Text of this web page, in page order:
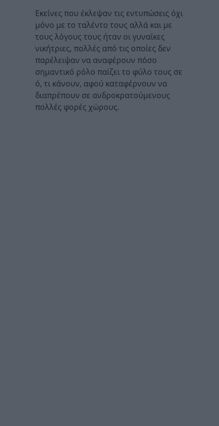
Εκείνες που έκλεψαν τις εντυπώσεις όχι
μόνο με το ταλέντο τους αλλά και με
τους λόγους τους ήταν οι γυναίκες
νικήτριες, πολλές από τις οποίες δεν
παρέλειψαν να αναφέρουν πόσο
σημαντικό ρόλο παίζει το φύλο τους σε
ό, τι κάνουν, αφού καταφέρνουν να
διαπρέπουν σε ανδροκρατούμενους
πολλές φορές χώρους.